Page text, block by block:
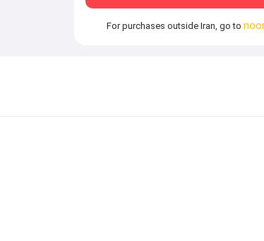
For purchases outside Iran, go to